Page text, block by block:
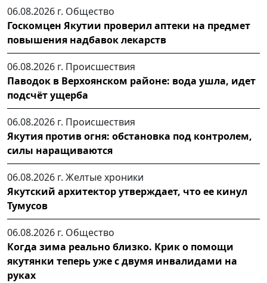
06.08.2026 г. Общество
Госкомцен Якутии проверил аптеки на предмет
повышения надбавок лекарств
06.08.2026 г. Происшествия
Паводок в Верхоянском районе: вода ушла, идет
подсчёт ущерба
06.08.2026 г. Происшествия
Якутия против огня: обстановка под контролем,
силы наращиваются
06.08.2026 г. Желтые хроники
Якутский архитектор утверждает, что ее кинул
Тумусов
06.08.2026 г. Общество
Когда зима реально близко. Крик о помощи
якутянки теперь уже с двумя инвалидами на
руках